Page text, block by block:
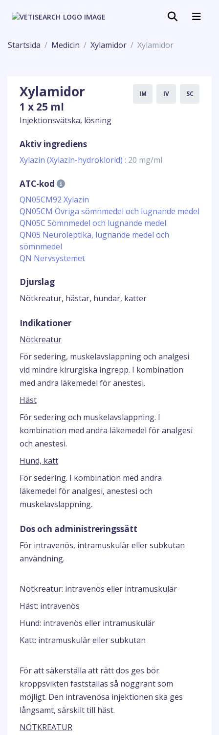
Startsida Medicin Xylamidor Xylamidor
Xylamidor
1 x 25 ml
Injektionsvätska, lösning
IM IV SC
Aktiv ingrediens
Xylazin (Xylazin-hydroklorid) : 20 mg/ml
ATC-kod
QN05CM92 Xylazin
QN05CM Övriga sömnmedel och lugnande medel
QN05C Sömnmedel och lugnande medel
QN05 Neuroleptika, lugnande medel och
sömnmedel
QN Nervsystemet
Djurslag
Nötkreatur, hästar, hundar, katter
Indikationer
Nötkreatur
För sedering, muskelavslappning och analgesi
vid mindre kirurgiska ingrepp. I kombination
med andra läkemedel för anestesi.
Häst
För sedering och muskelavslappning. I
kombination med andra läkemedel för analgesi
och anestesi.
Hund, katt
För sedering. I kombination med andra
läkemedel för analgesi, anestesi och
muskelavslappning.
Dos och administreringssätt
För intravenös, intramuskulär eller subkutan
användning.
Nötkreatur: intravenös eller intramuskulär
Häst: intravenös
Hund: intravenös eller intramuskulär
Katt: intramuskulär eller subkutan
För att säkerställa att rätt dos ges bör
kroppsvikten fastställas så noggrant som
möjligt. Den intravenösa injektionen ska ges
långsamt, särskilt till häst.
NÖTKREATUR